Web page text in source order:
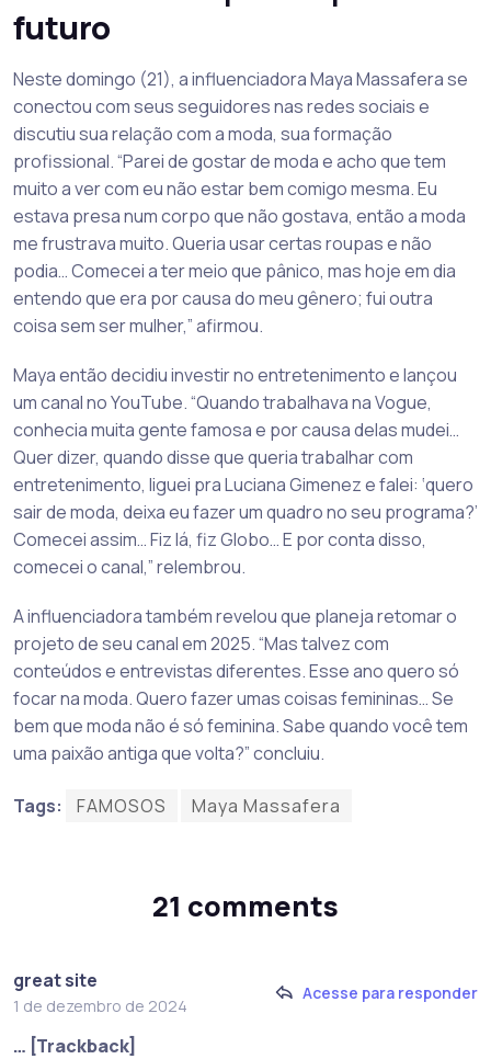
futuro
Neste domingo (21), a influenciadora Maya Massafera se
conectou com seus seguidores nas redes sociais e
discutiu sua relação com a moda, sua formação
profissional. “Parei de gostar de moda e acho que tem
muito a ver com eu não estar bem comigo mesma. Eu
estava presa num corpo que não gostava, então a moda
me frustrava muito. Queria usar certas roupas e não
podia… Comecei a ter meio que pânico, mas hoje em dia
entendo que era por causa do meu gênero; fui outra
coisa sem ser mulher,” afirmou.
Maya então decidiu investir no entretenimento e lançou
um canal no YouTube. “Quando trabalhava na Vogue,
conhecia muita gente famosa e por causa delas mudei…
Quer dizer, quando disse que queria trabalhar com
entretenimento, liguei pra Luciana Gimenez e falei: ‘quero
sair de moda, deixa eu fazer um quadro no seu programa?’
Comecei assim… Fiz lá, fiz Globo… E por conta disso,
comecei o canal,” relembrou.
A influenciadora também revelou que planeja retomar o
projeto de seu canal em 2025. “Mas talvez com
conteúdos e entrevistas diferentes. Esse ano quero só
focar na moda. Quero fazer umas coisas femininas… Se
bem que moda não é só feminina. Sabe quando você tem
uma paixão antiga que volta?” concluiu.
Tags: FAMOSOS Maya Massafera
21 comments
great site
1 de dezembro de 2024
Acesse para responder
… [Trackback]